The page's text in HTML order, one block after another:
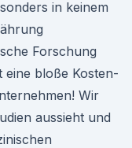
in keinem
Forschung
eine bloße Kosten-
Wir
aussieht und